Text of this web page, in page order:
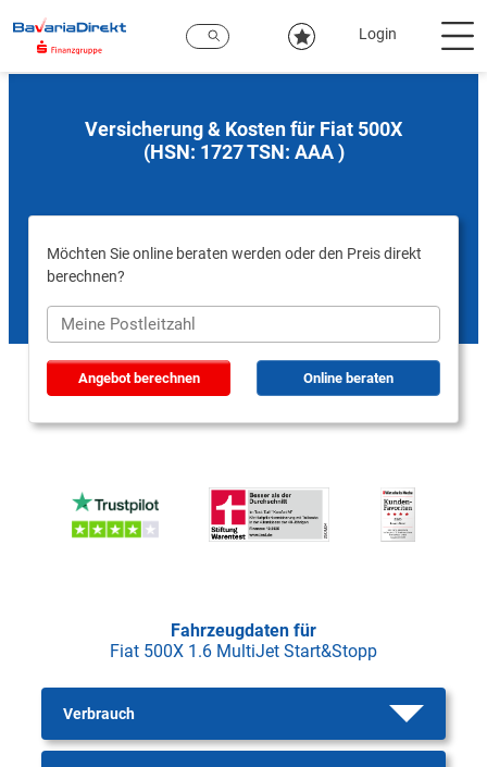
Hauptinhalt
Login
Versicherung & Kosten für Fiat 500X
(HSN: 1727 TSN: AAA )
Möchten Sie online beraten werden oder den Preis direkt
berechnen?
Angebot berechnen Online beraten
Fahrzeugdaten für
Fiat 500X 1.6 MultiJet Start&Stopp
Verbrauch